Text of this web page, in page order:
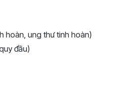
hoàn, ung thư tinh hoàn)
đầu)